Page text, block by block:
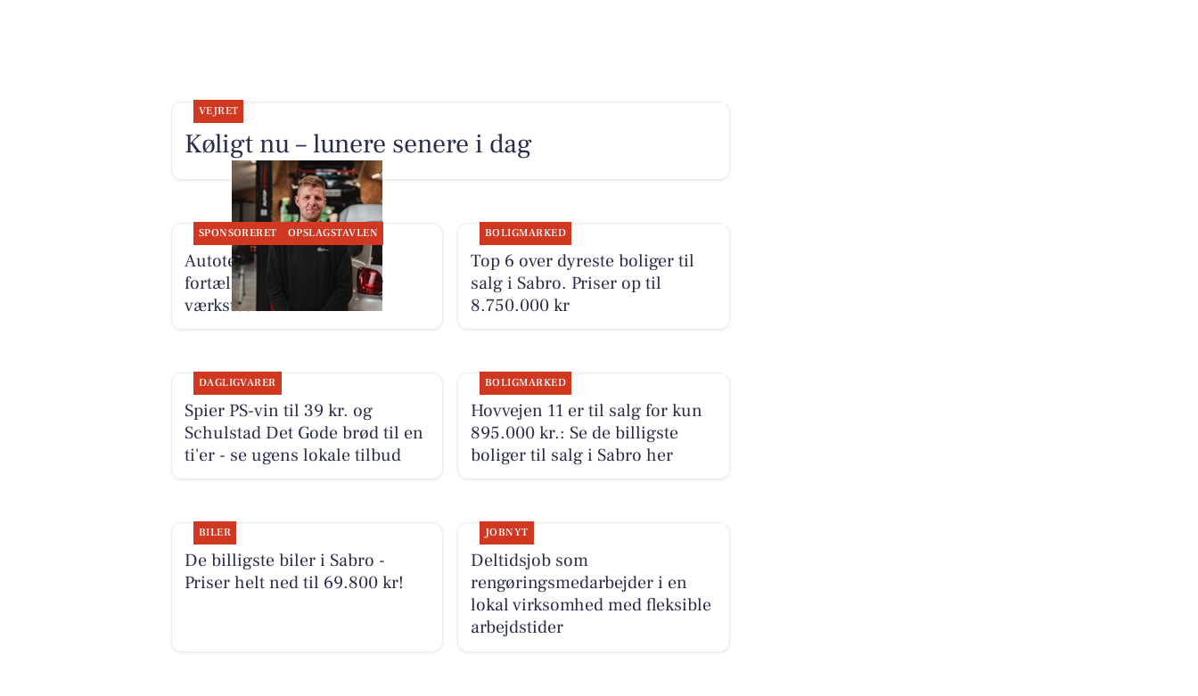
VEJRET
Køligt nu – lunere senere i dag
SPONSORERET OPSLAGSTAVLEN
Autotekniker Kim Skytthe
fortæller om manden bag
værkstedet
BOLIGMARKED
Top 6 over dyreste boliger til
salg i Sabro. Priser op til
8.750.000 kr
DAGLIGVARER
Spier PS-vin til 39 kr. og
Schulstad Det Gode brød til en
ti'er - se ugens lokale tilbud
BOLIGMARKED
Hovvejen 11 er til salg for kun
895.000 kr.: Se de billigste
boliger til salg i Sabro her
BILER
De billigste biler i Sabro -
Priser helt ned til 69.800 kr!
JOBNYT
Deltidsjob som
rengøringsmedarbejder i en
lokal virksomhed med fleksible
arbejdstider